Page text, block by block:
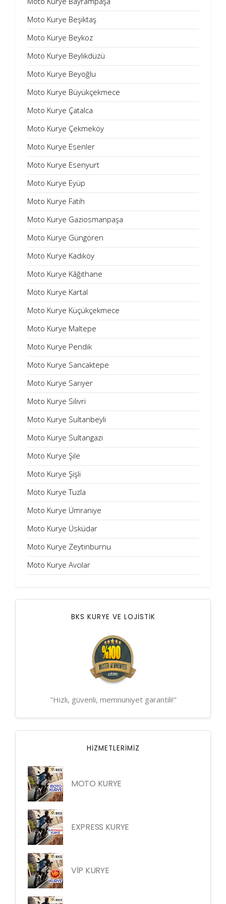
Moto Kurye Beşiktaş
Moto Kurye Beykoz
Moto Kurye Beylikdüzü
Moto Kurye Beyoğlu
Moto Kurye Büyükçekmece
Moto Kurye Çatalca
Moto Kurye Çekmeköy
Moto Kurye Esenler
Moto Kurye Esenyurt
Moto Kurye Eyüp
Moto Kurye Fatih
Moto Kurye Gaziosmanpaşa
Moto Kurye Güngören
Moto Kurye Kadıköy
Moto Kurye Kâğıthane
Moto Kurye Kartal
Moto Kurye Küçükçekmece
Moto Kurye Maltepe
Moto Kurye Pendik
Moto Kurye Sancaktepe
Moto Kurye Sarıyer
Moto Kurye Silivri
Moto Kurye Sultanbeyli
Moto Kurye Sultangazi
Moto Kurye Şile
Moto Kurye Şişli
Moto Kurye Tuzla
Moto Kurye Ümraniye
Moto Kurye Üsküdar
Moto Kurye Zeytinburnu
Moto Kurye Avcılar
BKS KURYE VE LOJİSTİK
"Hızlı, güvenli, memnuniyet garantili!"
HIZMETLERIMIZ
MOTO KURYE
EXPRESS KURYE
VİP KURYE